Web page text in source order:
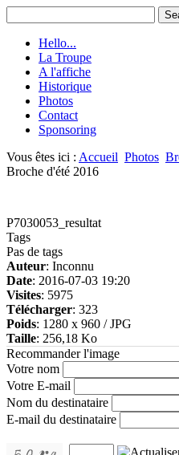
Hello...
La Troupe
A l'affiche
Historique
Photos
Contact
Sponsoring
Vous êtes ici : Accueil Photos
Broche d'été 2016
P7030053_resultat
Tags
Pas de tags
Auteur: Inconnu
Date: 2016-07-03 19:20
Visites: 5975
Télécharger: 323
Poids: 1280 x 960 / JPG
Taille: 256,18 Ko
Recommander l'image
Votre nom
Votre E-mail
Nom du destinataire
E-mail du destinataire